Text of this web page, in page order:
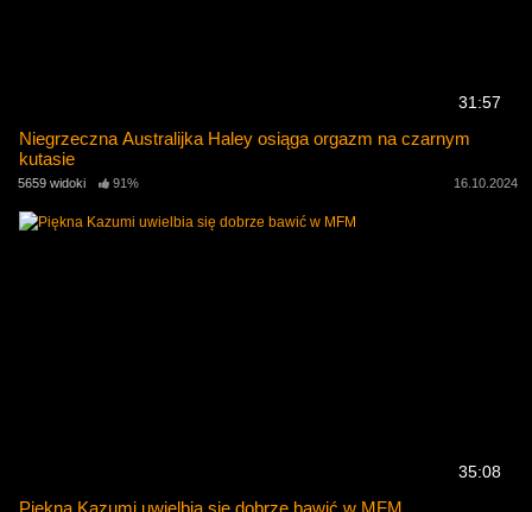
31:57
Niegrzeczna Australijka Haley osiąga orgazm na czarnym
kutasie
5659 widoki 91% 16.10.2024
35:08